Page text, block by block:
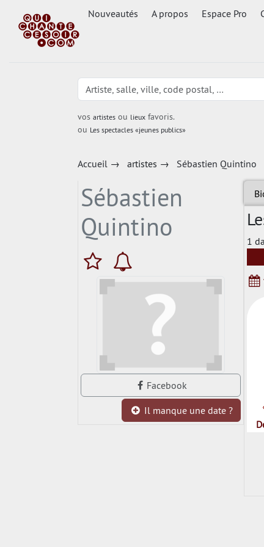
Nouveautés A propos Espace Pro
vos artistesou lieuxfavoris.
ou Les spectacles «jeunes publics»
Accueil→ artistes → Sébastien Quintino
Sébastien
Quintino
Facebook
Il manque une date ?
1